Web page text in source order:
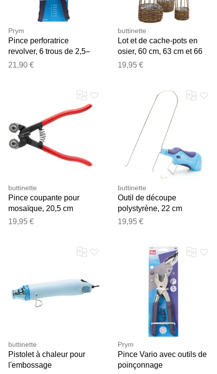
Prym
Pince perforatrice
revolver, 6 trous de 2,5–
5,0 mm
21,90 €
buttinette
Lot et de cache-pots en
osier, 60 cm, 63 cm et 66
cm, 3 pièces
19,95 €
buttinette
Pince coupante pour
mosaïque, 20,5 cm
19,95 €
buttinette
Outil de découpe
polystyrène, 22 cm
19,95 €
buttinette
Pistolet à chaleur pour
l'embossage
Prym
Pince Vario avec outils de
poinçonnage